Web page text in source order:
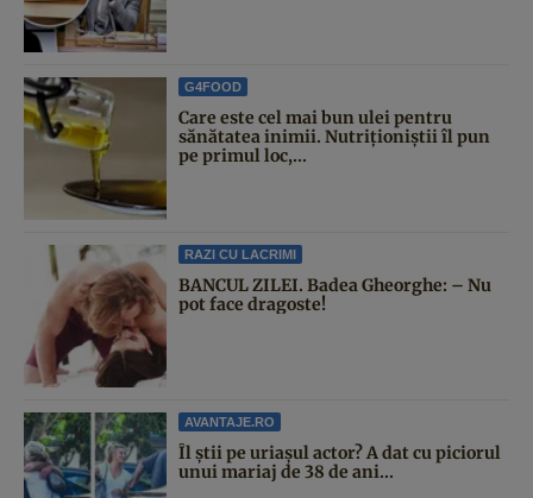
G4FOOD
Care este cel mai bun ulei pentru
sănătatea inimii. Nutriționiștii îl pun
pe primul loc,...
RAZI CU LACRIMI
BANCUL ZILEI. Badea Gheorghe: – Nu
pot face dragoste!
AVANTAJE.RO
Îl știi pe uriașul actor? A dat cu piciorul
unui mariaj de 38 de ani...